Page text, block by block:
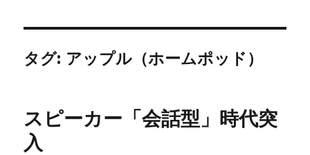
タグ: アップル（ホームポッド）
スピーカー「会話型」時代突
入